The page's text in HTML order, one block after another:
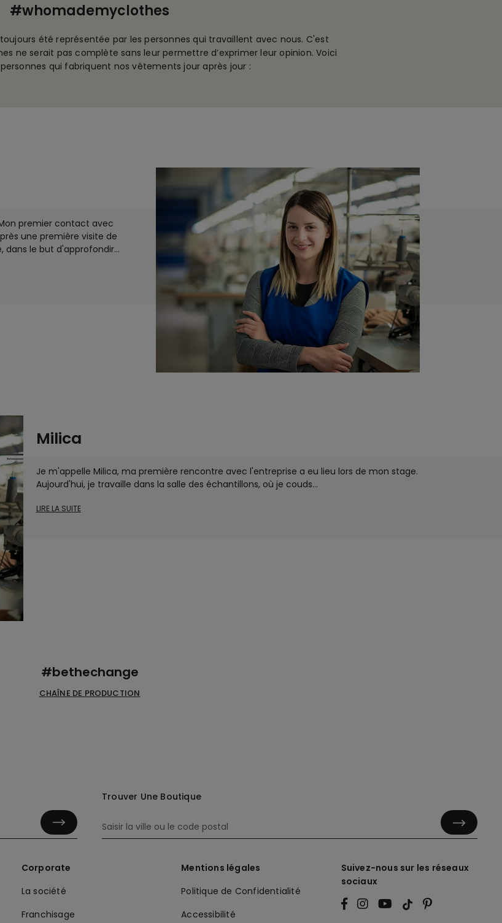
#whomademyclothes
été représentée par les personnes qui travaillent avec nous. C'est
ne serait pas complète sans leur permettre d’exprimer leur opinion. Voici
qui fabriquent nos vêtements jour après jour :
premier contact avec
une première visite de
dans le but d'approfondir...
Milica
Je m'appelle Milica, ma première rencontre avec l'entreprise a eu lieu lors de mon stage.
Aujourd'hui, je travaille dans la salle des échantillons, où je couds...
LIRE LA SUITE
#bethechange
CHAÎNE DE PRODUCTION
Trouver Une Boutique
Corporate
La société
Franchisage
Mentions légales
Politique de Confidentialité
Accessibilité
Suivez-nous sur les réseaux
sociaux